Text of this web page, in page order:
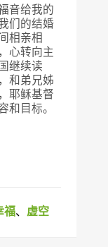
音给我的
们的结婚
相亲相
心转向主
继续读
和弟兄姊
耶稣基督
目标。
福、 虚空